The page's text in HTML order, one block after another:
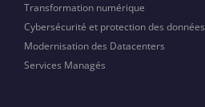
Transformation numérique
Cybersécurité et protection des données
Modernisation des Datacenters
Services Managés